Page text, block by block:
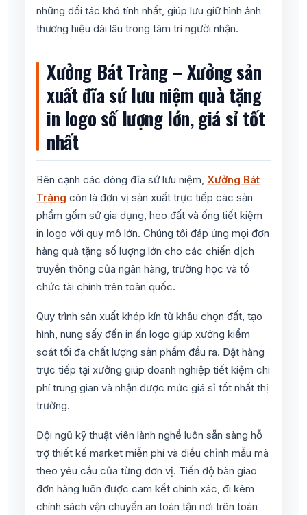
những đối tác khó tính nhất, giúp lưu giữ hình ảnh
thương hiệu dài lâu trong tâm trí người nhận.
Xưởng Bát Tràng – Xưởng sản
xuất đĩa sứ lưu niệm quà tặng
in logo số lượng lớn, giá sỉ tốt
nhất
Bên cạnh các dòng đĩa sứ lưu niệm, Xưởng Bát
Tràng còn là đơn vị sản xuất trực tiếp các sản
phẩm gốm sứ gia dụng, heo đất và ống tiết kiệm
in logo với quy mô lớn. Chúng tôi đáp ứng mọi đơn
hàng quà tặng số lượng lớn cho các chiến dịch
truyền thông của ngân hàng, trường học và tổ
chức tài chính trên toàn quốc.
Quy trình sản xuất khép kín từ khâu chọn đất, tạo
hình, nung sấy đến in ấn logo giúp xưởng kiểm
soát tối đa chất lượng sản phẩm đầu ra. Đặt hàng
trực tiếp tại xưởng giúp doanh nghiệp tiết kiệm chi
phí trung gian và nhận được mức giá sỉ tốt nhất thị
trường.
Đội ngũ kỹ thuật viên lành nghề luôn sẵn sàng hỗ
trợ thiết kế market miễn phí và điều chỉnh mẫu mã
theo yêu cầu của từng đơn vị. Tiến độ bàn giao
đơn hàng luôn được cam kết chính xác, đi kèm
chính sách vận chuyển an toàn tận nơi trên toàn